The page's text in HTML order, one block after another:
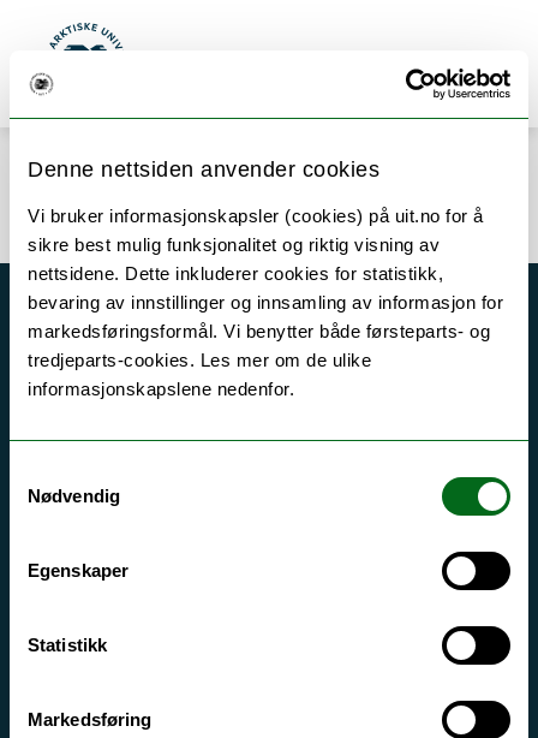
Denne nettsiden anvender cookies
Vi bruker informasjonskapsler (cookies) på uit.no for å
sikre best mulig funksjonalitet og riktig visning av
nettsidene. Dette inkluderer cookies for statistikk,
bevaring av innstillinger og innsamling av informasjon for
markedsføringsformål. Vi benytter både førsteparts- og
tredjeparts-cookies. Les mer om de ulike
informasjonskapslene nedenfor.
Nødvendig
Egenskaper
Statistikk
Markedsføring
Gå til hovedinnhold
UiT Norges arktiske universitet Meny
Error rendering component
Akutt hjelp
Si ifra!
Driftsmeldinger
Personvern ved UiT
Sikkerhet, beredskap og personvern
Tilgjengelighetserklæring
For media